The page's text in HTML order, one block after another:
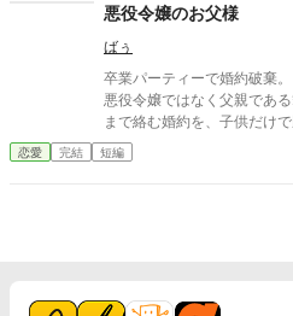
つ上級魔物が、王国北部に
ものの、多くの犠牲を出してしまった。 ユリ
し付けられ、大聖女の称号
に加え、王都からの追放を命じられた。 それ
はユーリと名を改め、顔を
悪役令嬢のお父様
ばぅ
卒業パーティーで婚約破棄。 しかし、その断罪劇に現れたのは、
悪役令嬢ではなく父親であ
まで絡む婚約を、子供だけ
であれば、私を通していた
太子の“物語”は終わりを告げて――！？ これは
恋愛 完結 短編